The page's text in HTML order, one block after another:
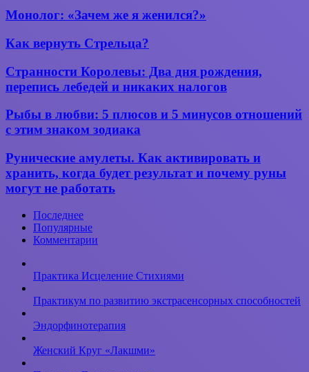
для
—
же
несёт
занятие
в
нашу
значит
перо
и во сне?
Монолог:
же
я
Монолог: «Зачем же я женился?»
Как
Стрельца?
Как вернуть Стрельца?
Странности
Королевы:
Два
рождения,
перепись
и
никаких
налогов
Странности Королевы: Два дня рождения,
перепись лебедей и никаких налогов
Рыбы
в
любви:
плюсов
и
5
отношений
этим
зодиака
Рыбы в любви: 5 плюсов и 5 минусов отношений
с этим знаком зодиака
Рунические
амулеты.
Как
активировать
хранить,
когда
будет
почему
руны
работать
Рунические амулеты. Как активировать и
хранить, когда будет результат и почему руны
могут не работать
Последнее
Популярные
Комментарии
Практика Исцеление Стихиями
Практикум по развитию экстрасенсорных способностей
Эндорфинотерапия
Женский Круг «Лакшми»